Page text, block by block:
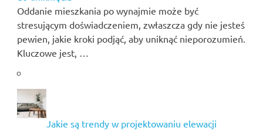
Oddanie mieszkania po wynajmie może być
stresującym doświadczeniem, zwłaszcza gdy nie jesteś
pewien, jakie kroki podjąć, aby uniknąć nieporozumień.
Kluczowe jest, …
Jakie są trendy w projektowaniu elewacji